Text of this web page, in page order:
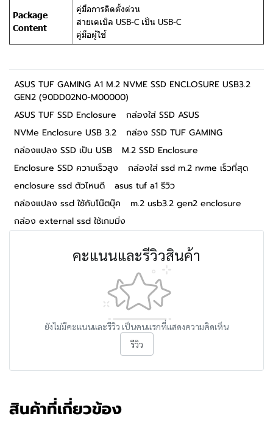
Package
Content
คู่มือการติดตั้งด่วน
สายเคเบิล USB-C เป็น USB-C
คู่มือผู้ใช้
ASUS TUF GAMING A1 M.2 NVME SSD ENCLOSURE USB3.2
GEN2 (90DD02N0-M00000)
ASUS TUF SSD Enclosure
กล่องใส่ SSD ASUS
NVMe Enclosure USB 3.2
กล่อง SSD TUF GAMING
กล่องแปลง SSD เป็น USB
M.2 SSD Enclosure
Enclosure SSD ความเร็วสูง
กล่องใส่ ssd m.2 nvme เร็วที่สุด
enclosure ssd ตัวไหนดี
asus tuf a1 รีวิว
กล่องแปลง ssd ใช้กับโน๊ตบุ๊ค
m.2 usb3.2 gen2 enclosure
กล่อง external ssd ใช้เกมมิ่ง
คะแนนและรีวิวสินค้า
ยังไม่มีคะแนนและรีวิว เป็นคนแรกที่แสดงความคิดเห็น
รีวิว
สินค้าที่เกี่ยวข้อง